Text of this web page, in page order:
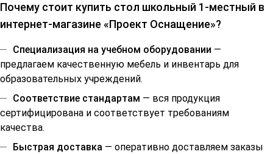
Почему стоит купить стол школьный 1-местный в
интернет-магазине «Проект Оснащение»?
Специализация на учебном оборудовании —
предлагаем качественную мебель и инвентарь для
образовательных учреждений.
Соответствие стандартам — вся продукция
сертифицирована и соответствует требованиям
качества.
Быстрая доставка — оперативно доставляем заказы